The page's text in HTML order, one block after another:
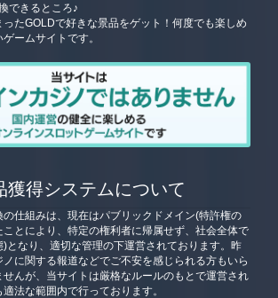
できるところ♪
たGOLDで好きな景品をゲット！何度でも楽しめ
ームサイトです。
獲得システムについて
の仕組みは、現在はパブリックドメイン(特許権の
とにより、特定の権利者に帰属せず、社会全体で
となり、適切な管理の下運営されております。昨
に関する報道などでご不安を感じられる方もいら
せんが、当サイトは厳格なルールのもとで運営され
法な範囲内で行っております。